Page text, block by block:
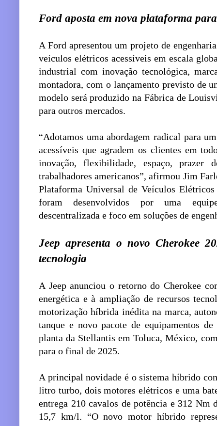
Ford aposta em nova plataforma
A Ford apresentou um projeto de
veículos elétricos acessíveis em escala
industrial com inovação tecnológica,
montadora, com o lançamento previsto de
modelo será produzido na Fábrica de
para outros mercados.
“Adotamos uma abordagem radical para
acessíveis que agradem os clientes em
inovação, flexibilidade, espaço,
trabalhadores americanos”, afirmou Jim
Plataforma Universal de Veículos
foram desenvolvidos por uma
descentralizada e foco em soluções de
Jeep apresenta o novo Cherokee
tecnologia
A Jeep anunciou o retorno do Cherokee
energética e à ampliação de recursos
motorização híbrida inédita na marca,
tanque e novo pacote de equipamentos
planta da Stellantis em Toluca, México,
para o final de 2025.
A principal novidade é o sistema híbrido
litro turbo, dois motores elétricos e uma
entrega 210 cavalos de potência e 312 Nm
15,7 km/l. “O novo motor híbrido